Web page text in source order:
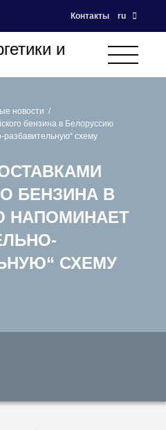
Контакты ru
новости
бензина в Белоруссию
разбавительную“ схему
БЕНЗИНА В
НАПОМИНАЕТ
СХЕМУ